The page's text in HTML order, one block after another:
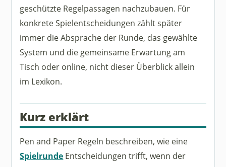
geschützte Regelpassagen nachzubauen. Für
konkrete Spielentscheidungen zählt später
immer die Absprache der Runde, das gewählte
System und die gemeinsame Erwartung am
Tisch oder online, nicht dieser Überblick allein
im Lexikon.
Kurz erklärt
Pen and Paper Regeln beschreiben, wie eine
Spielrunde Entscheidungen trifft, wenn der